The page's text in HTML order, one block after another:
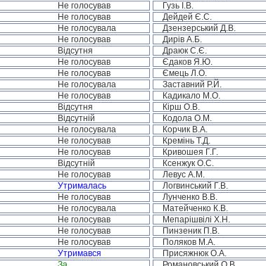
Не голосував Гузь І.В.
Не голосував Дейдей Є.С.
Не голосувала Дзензерський Д.В.
Не голосував Дирів А.Б.
Відсутня Драюк С.Є.
Не голосував Єдаков Я.Ю.
Не голосував Ємець Л.О.
Не голосувала Заставний Р.Й.
Не голосував Кадикало М.О.
Відсутня Кірш О.В.
Відсутній Кодола О.М.
Не голосувала Корчик В.А.
Не голосував Кремінь Т.Д.
Не голосував Кривошея Г.Г.
Відсутній Ксенжук О.С.
Не голосував Левус А.М.
Утрималась Логвинський Г.В.
Не голосував Лунченко В.В.
Не голосувала Матейченко К.В.
Не голосував Мепарішвілі Х.Н.
Не голосував Пинзеник П.В.
Не голосував Поляков М.А.
Утримався Присяжнюк О.А.